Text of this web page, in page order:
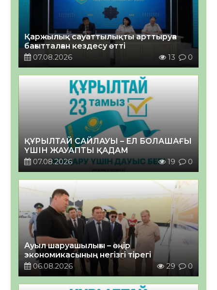
Қаржылық сауаттылықты арттыруға
бағытталған кездесу өтті
07.08.2026
13 0
ҚҰРЫЛТАЙ САЙЛАУЫ – ЕЛ БОЛАШАҒЫ
ҮШІН ЖАУАПТЫ ҚАДАМ
07.08.2026
19 0
Ауыл шаруашылығы – өңір
экономикасының негізгі тірегі
06.08.2026
29 0